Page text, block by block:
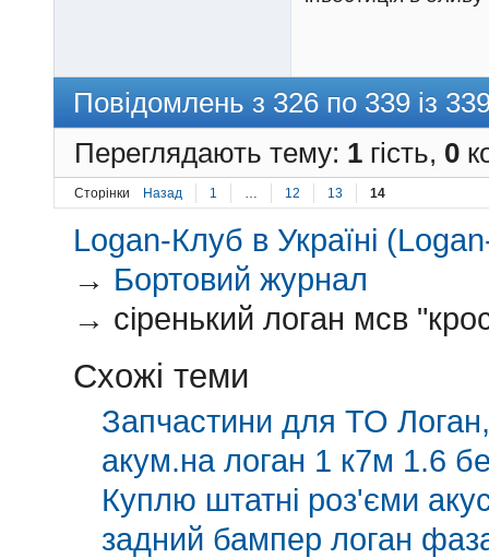
Повідомлень з 326 по 339 із
Переглядають тему: 1 гість, 0
Сторінки Назад 1 12 13 14
Logan-Клуб в Україні
→ Бортовий журнал
→ сіренький логан мсв
Схожі теми
Запчастини для ТО
акум.на логан 1 к7м 1.6
Куплю штатні роз'єми
задний бампер логан